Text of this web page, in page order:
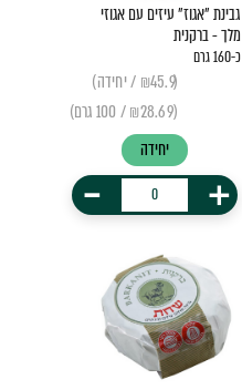
גבינת "אגוז" עיזים עם אגוזי
מלך - ברקנית
כ-160 גרם
(₪45.9 / יחידה)
(₪28.69 / 100 גרם)
יחידה
+
-